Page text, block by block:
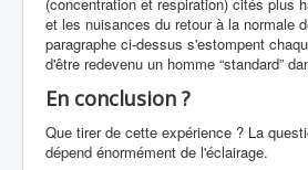
et les nuisances du retour à la normale
paragraphe ci-dessus s'estompent
d'être redevenu un homme “standard”
En conclusion ?
Que tirer de cette expérience ? La
dépend énormément de l'éclairage.